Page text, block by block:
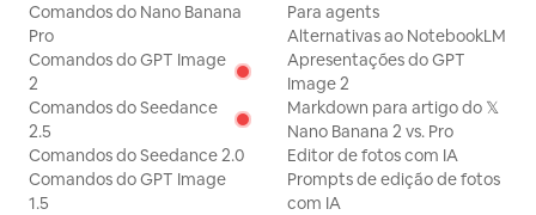
monitora edições entre
diálogos e sugere
aprendizado de estilo de
forma inteligente 💡 Público-
alvo: • Criadores de
conteúdo que estão
construindo sua marca
pessoal • Produtores de
conteúdo que desejam
estabelecer um estilo de
Comandos do Nano Banana
Pro
Comandos do GPT Image
2
Comandos do Seedance
2.5
Comandos do Seedance 2.0
Comandos do GPT Image
1.5
Para agents
Alternativas ao NotebookLM
Apresentações do GPT
Image 2
Markdown para artigo do 𝕏
Nano Banana 2 vs. Pro
Editor de fotos com IA
Prompts de edição de fotos
com IA